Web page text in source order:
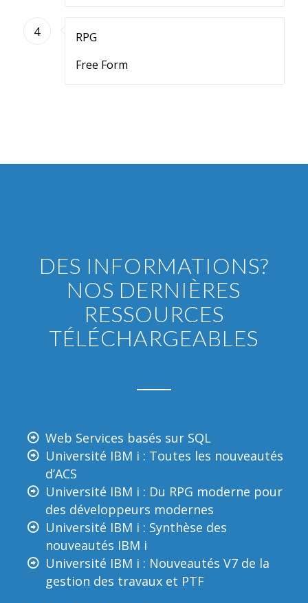
4
RPG
Free Form
DES INFORMATIONS?
NOS DERNIÈRES
RESSOURCES
TÉLÉCHARGEABLES
Web Services basés sur SQL
Université IBM i : Toutes les nouveautés
d’ACS
Université IBM i : Du RPG moderne pour
des développeurs modernes
Université IBM i : Synthèse des
nouveautés IBM i
Université IBM i : Nouveautés V7 de la
gestion des travaux et PTF